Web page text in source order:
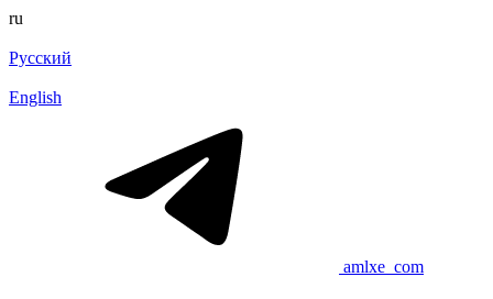
ru
Русский
English
amlxe_com